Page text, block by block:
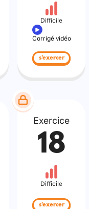
Difficile
Corrigé vidéo
s'exercer
Exercice
18
Difficile
s'exercer